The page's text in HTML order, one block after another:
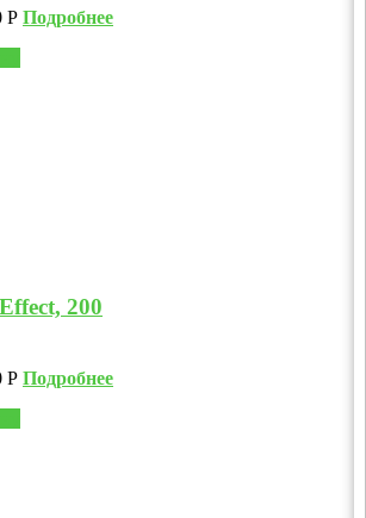
Р Подробнее
200
Р Подробнее